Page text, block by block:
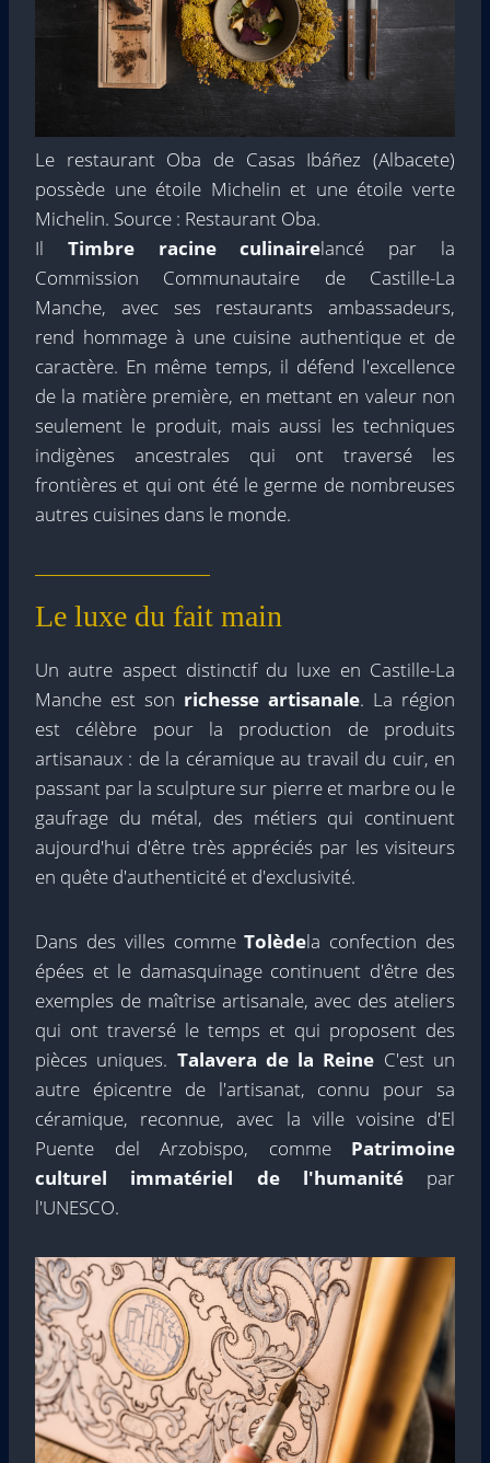
Le restaurant Oba de Casas Ibáñez (Albacete)
possède une étoile Michelin et une étoile verte
Michelin. Source : Restaurant Oba.
Il Timbre racine culinairelancé par la
Commission Communautaire de Castille-La
Manche, avec ses restaurants ambassadeurs,
rend hommage à une cuisine authentique et de
caractère. En même temps, il défend l'excellence
de la matière première, en mettant en valeur non
seulement le produit, mais aussi les techniques
indigènes ancestrales qui ont traversé les
frontières et qui ont été le germe de nombreuses
autres cuisines dans le monde.
Le luxe du fait main
Un autre aspect distinctif du luxe en Castille-La
Manche est son richesse artisanale. La région
est célèbre pour la production de produits
artisanaux : de la céramique au travail du cuir, en
passant par la sculpture sur pierre et marbre ou le
gaufrage du métal, des métiers qui continuent
aujourd'hui d'être très appréciés par les visiteurs
en quête d'authenticité et d'exclusivité.
Dans des villes commeTolèdela confection des
épées et le damasquinage continuent d'être des
exemples de maîtrise artisanale, avec des ateliers
qui ont traversé le temps et qui proposent des
pièces uniques. Talavera de la Reine C'est un
autre épicentre de l'artisanat, connu pour sa
céramique, reconnue, avec la ville voisine d'El
Puente del Arzobispo, comme Patrimoine
culturel immatériel de l'humanitépar
l'UNESCO.